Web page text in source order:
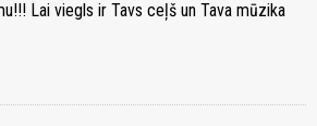
Lai viegls ir Tavs ceļš un Tava mūzika